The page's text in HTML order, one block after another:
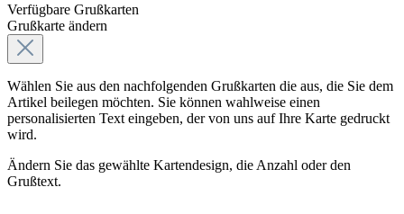
Verfügbare Grußkarten
Grußkarte ändern
Wählen Sie aus den nachfolgenden Grußkarten die aus, die Sie dem
Artikel beilegen möchten. Sie können wahlweise einen
personalisierten Text eingeben, der von uns auf Ihre Karte gedruckt
wird.
Ändern Sie das gewählte Kartendesign, die Anzahl oder den
Grußtext.